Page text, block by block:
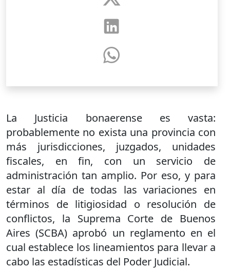
La Justicia bonaerense es vasta:
probablemente no exista una provincia con
más jurisdicciones, juzgados, unidades
fiscales, en fin, con un servicio de
administración tan amplio. Por eso, y para
estar al día de todas las variaciones en
términos de litigiosidad o resolución de
conflictos, la Suprema Corte de Buenos
Aires (SCBA) aprobó un reglamento en el
cual establece los lineamientos para llevar a
cabo las estadísticas del Poder Judicial.